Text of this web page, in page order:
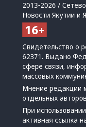
2013-2026 /
Новости Якутии и
Свидетельство о
62371. Выдано
сфере связи,
массовых
Мнение редакции
отдельных
При
активная ссылка